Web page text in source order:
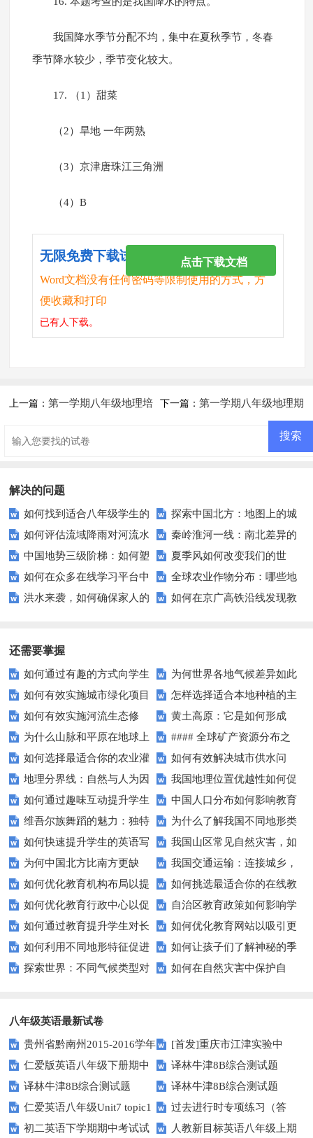
我国降水季节分配不均，集中在夏秋季节，冬春
季节降水较少，季节变化较大。
17. （1）甜菜
（2）旱地 一年两熟
（3）京津唐珠江三角洲
（4）B
无限免费下载试卷
Word文档没有任何密码等限制使用的方式，方
便收藏和打印
已有人下载。
点击下载文档
上一篇：第一学期八年级地理培 下一篇： 第一学期八年级地理期
解决的问题
如何找到适合八年级学生的
地理模拟试卷？
探索中国北方：地图上的城
市与自然景观
如何评估流域降雨对河流水
量的具体影响？
秦岭淮河一线：南北差异的
地理分界线？
中国地势三级阶梯：如何塑
造我们的自然与文化？
夏季风如何改变我们的世
界？——探索其对农业和生态系
统的隐形手
如何在众多在线学习平台中
找到最适合你的？
全球农业作物分布：哪些地
区是主要粮食和经济作物的生产
洪水来袭，如何确保家人的
如何在京广高铁沿线发现教
还需要掌握
如何通过有趣的方式向学生
介绍四大地理区域？
为何世界各地气候差异如此
之大？背后隐藏的秘密你知道
吗？
如何有效实施城市绿化项目
以促进生态环境建设？
怎样选择适合本地种植的主
要农作物？
如何有效实施河流生态修
复？——探索河流治理新路径
黄土高原：它是如何形成
的？对我们有何影响？
为什么山脉和平原在地球上
如此不同？地形地貌揭秘
#### 全球矿产资源分布之
谜：哪些地区蕴藏最丰富的宝
藏？
如何选择最适合你的农业灌
溉系统？
如何有效解决城市供水问
题？——探索城市水资源管理新
路径
地理分界线：自然与人为因
素如何划分我们的世界？
我国地理位置优越性如何促
进农业发展？
如何通过趣味互动提升学生
的我国行政区划认知？
中国人口分布如何影响教育
资源分配？
维吾尔族舞蹈的魅力：独特
风格与深厚文化如何展现？
为什么了解我国不同地形类
型如此重要？
如何快速提升学生的英语写
作技巧？
我国山区常见自然灾害，如
何有效预防与应对？
为何中国北方比南方更缺
水？——探索水资源分布的秘密
我国交通运输：连接城乡，
促进发展的关键力量？
如何优化教育机构布局以提
升教育质量？
如何挑选最适合你的在线教
育平台？——寻找理想学习伙伴
的指南
如何优化教育行政中心以促
进教育公平与质量？
自治区教育政策如何影响学
生的学习成果？
如何通过教育提升学生对长
江生态保护的意识？
如何优化教育网站以吸引更
多目标用户？
如何利用不同地形特征促进
地方经济发展？
如何让孩子们了解神秘的季
风气候？
探索世界：不同气候类型对
如何在自然灾害中保护自
八年级英语最新试卷
贵州省黔南州2015-2016学年
八年级上学期期末统考英语试题
（图片版）
[首发]重庆市江津实验中
学、李市中学、白沙中学2016-
2017学年八年级下学期期中联
考英语
仁爱版英语八年级下册期中
测试卷及答案
译林牛津8B综合测试题
（Unit2）
译林牛津8B综合测试题
（Unit1）
译林牛津8B综合测试题
（Unit3）
仁爱英语八年级Unit7 topic1
测试题及答案
过去进行时专项练习（答
案）
初二英语下学期期中考试试
人教新目标英语八年级上期